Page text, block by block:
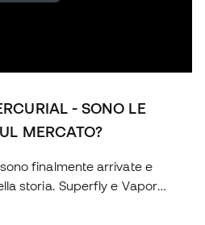
- SONO LE
MERCATO?
finalmente arrivate e
storia. Superfly e Vapor